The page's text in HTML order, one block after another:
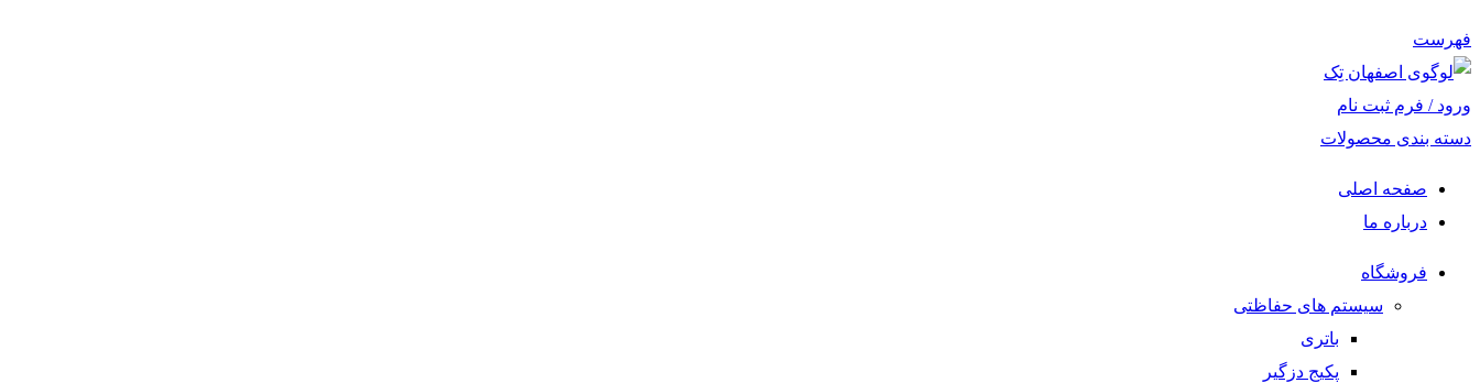
فهرست
ورود / فرم ثبت نام
دسته بندی محصولات
صفحه اصلی
درباره ما
فروشگاه
سیستم های حفاظتی
باتری
پکیج دزگیر